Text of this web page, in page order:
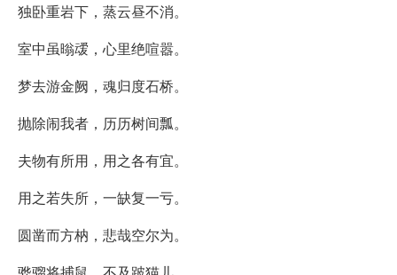
独卧重岩下，蒸云昼不消。
室中虽暡叆，心里绝喧嚣。
梦去游金阙，魂归度石桥。
抛除闹我者，历历树间瓢。
夫物有所用，用之各有宜。
用之若失所，一缺复一亏。
圆凿而方枘，悲哉空尔为。